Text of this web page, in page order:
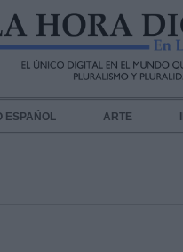
ESPAÑOL ARTE